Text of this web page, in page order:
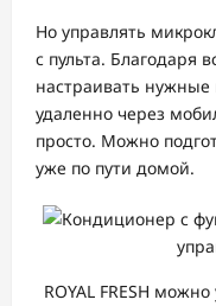
Но управлять
с пульта. Благодаря
настраивать
удаленно через
просто. Можно
уже по пути домой.
ROYAL FRESH